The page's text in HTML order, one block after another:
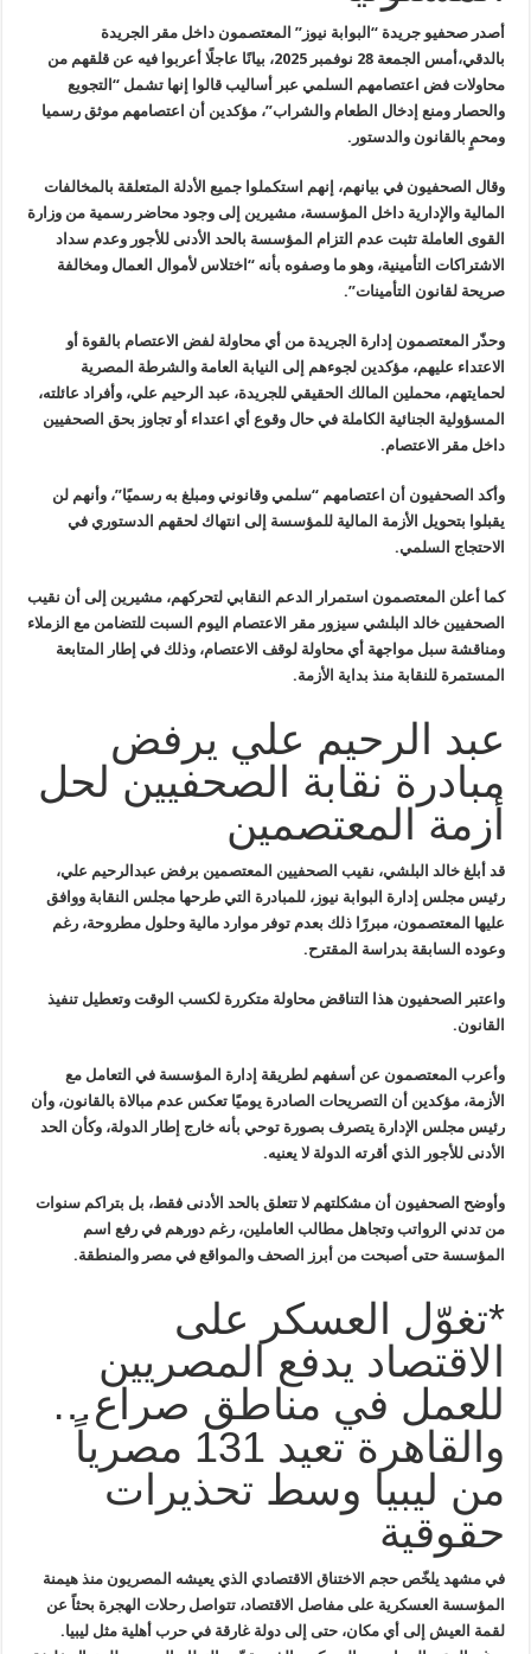
أصدر صحفيو جريدة “البوابة نيوز” المعتصمون داخل مقر الجريدة
بالدقي،أمس
الجمعة 28 نوفمبر 2025، بيانًا عاجلًا أعربوا فيه عن قلقهم من
محاولات فض اعتصامهم السلمي عبر أساليب قالوا إنها تشمل “التجويع
والحصار ومنع إدخال الطعام والشراب”، مؤكدين أن اعتصامهم موثق رسميا
ومحمٍ بالقانون والدستور .
وقال الصحفيون في بيانهم، إنهم استكملوا جميع الأدلة المتعلقة بالمخالفات
المالية والإدارية داخل المؤسسة، مشيرين إلى وجود محاضر رسمية من وزارة
القوى العاملة تثبت عدم التزام المؤسسة بالحد الأدنى للأجور وعدم سداد
الاشتراكات التأمينية، وهو ما وصفوه بأنه “اختلاس لأموال العمال ومخالفة
صريحة لقانون التأمينات”.
وحذّر المعتصمون إدارة الجريدة من أي محاولة لفض الاعتصام بالقوة أو
الاعتداء عليهم، مؤكدين لجوءهم إلى النيابة العامة والشرطة المصرية
لحمايتهم، محملين المالك الحقيقي للجريدة، عبد الرحيم علي، وأفراد عائلته،
المسؤولية الجنائية الكاملة في حال وقوع أي اعتداء أو تجاوز بحق الصحفيين
داخل مقر الاعتصام.
وأكد الصحفيون أن اعتصامهم “سلمي وقانوني ومبلغ به رسميًا”، وأنهم لن
يقبلوا بتحويل الأزمة المالية للمؤسسة إلى انتهاك لحقهم الدستوري في
الاحتجاج السلمي.
كما أعلن المعتصمون استمرار الدعم النقابي لتحركهم، مشيرين إلى أن نقيب
الصحفيين خالد البلشي سيزور مقر الاعتصام اليوم السبت للتضامن مع الزملاء
ومناقشة سبل مواجهة أي محاولة لوقف الاعتصام، وذلك في إطار المتابعة
المستمرة للنقابة منذ بداية الأزمة.
عبد الرحيم علي يرفض
مبادرة نقابة الصحفيين لحل
أزمة المعتصمين
قد أبلغ خالد البلشي، نقيب الصحفيين المعتصمين برفض عبدالرحيم علي،
رئيس مجلس إدارة البوابة نيوز، للمبادرة التي طرحها مجلس النقابة ووافق
عليها المعتصمون، مبررًا ذلك بعدم توفر موارد مالية وحلول مطروحة، رغم
وعوده السابقة بدراسة المقترح.
واعتبر الصحفيون هذا التناقض محاولة متكررة لكسب الوقت وتعطيل تنفيذ
القانون.
وأعرب المعتصمون عن أسفهم لطريقة إدارة المؤسسة في التعامل مع
الأزمة، مؤكدين أن التصريحات الصادرة يوميًا تعكس عدم مبالاة بالقانون، وأن
رئيس مجلس الإدارة يتصرف بصورة توحي بأنه خارج إطار الدولة، وكأن الحد
الأدنى للأجور الذي أقرته الدولة لا يعنيه.
وأوضح الصحفيون أن مشكلتهم لا تتعلق بالحد الأدنى فقط، بل بتراكم سنوات
من تدني الرواتب وتجاهل مطالب العاملين، رغم دورهم في رفع اسم
المؤسسة حتى أصبحت من أبرز الصحف والمواقع في مصر والمنطقة.
*تغوّل العسكر على
الاقتصاد يدفع المصريين
للعمل في مناطق صراع…
والقاهرة تعيد 131 مصرياً
من ليبيا وسط تحذيرات
حقوقية
في مشهد يلخّص حجم الاختناق الاقتصادي الذي يعيشه المصريون منذ هيمنة
المؤسسة العسكرية على مفاصل الاقتصاد، تتواصل رحلات الهجرة بحثاً عن
لقمة العيش إلى أي مكان، حتى إلى دولة غارقة في حرب أهلية مثل ليبيا.